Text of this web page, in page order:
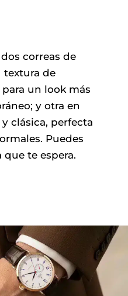
correas de
textura de
un look más
y otra en
clásica, perfecta
Puedes
te espera.